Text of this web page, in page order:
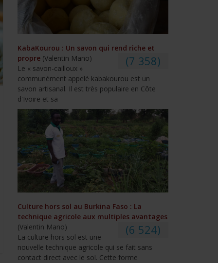
KabaKourou : Un savon qui rend riche et
propre (Valentin Mano) (7 358)
Le « savon-cailloux »
communément appelé kabakourou est un
savon artisanal. Il est très populaire en Côte
d'Ivoire et sa
Culture hors sol au Burkina Faso : La
technique agricole aux multiples avantages
(Valentin Mano)
(6 524)
La culture hors sol est une
nouvelle technique agricole qui se fait sans
contact direct avec le sol. Cette forme